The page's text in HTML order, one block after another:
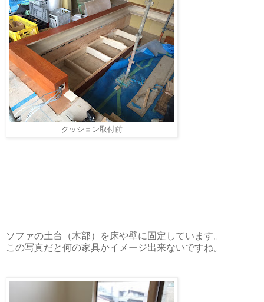
クッション取付前
ソファの土台（木部）を床や壁に固定しています。
この写真だと何の家具かイメージ出来ないですね。